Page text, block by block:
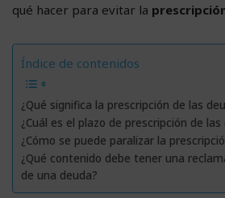
qué hacer para evitar la
Índice de contenidos
¿Qué significa la prescripción de las
¿Cuál es el plazo de prescripción de las
¿Cómo se puede paralizar la
¿Qué contenido debe tener una
de una deuda?